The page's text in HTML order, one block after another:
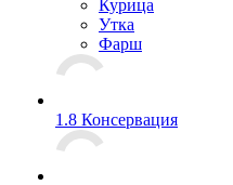
Курица
Утка
Фарш
1.8 Консервация